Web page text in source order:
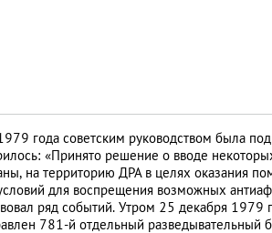
года советским руководством была
«Принято решение о вводе
на территорию ДРА в целях оказания
для воспрещения возможных
ряд событий. Утром 25 декабря 1979
781-й отдельный разведывательный